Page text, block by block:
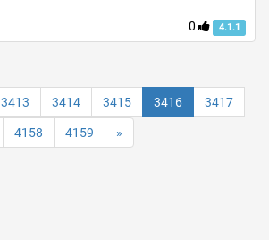
0 4.1.1
3413 3414 3415 3416 3417
4158 4159 »